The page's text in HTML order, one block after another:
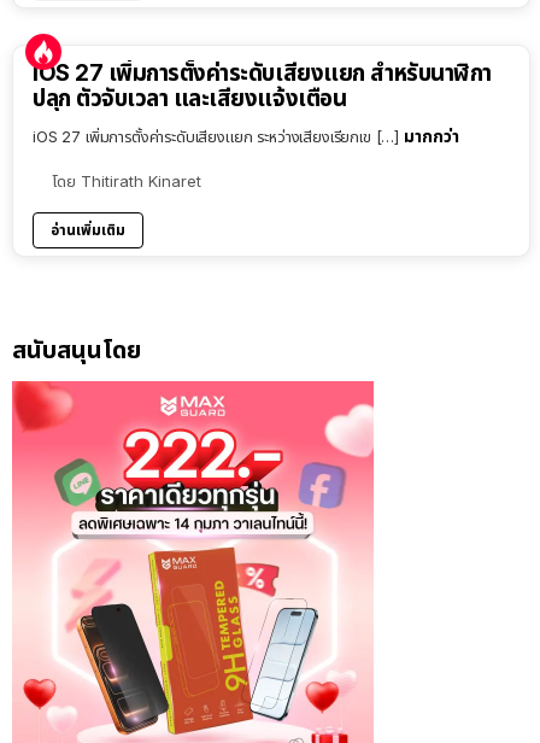
iOS 27 เพิ่มการตั้งค่าระดับเสียงแยก สำหรับนาฬิกา
ปลุก ตัวจับเวลา และเสียงแจ้งเตือน
iOS 27 เพิ่มการตั้งค่าระดับเสียงแยก ระหว่างเสียงเรียกเข […] มากกว่า
โดย Thitirath Kinaret
อ่านเพิ่มเติม
สนับสนุนโดย